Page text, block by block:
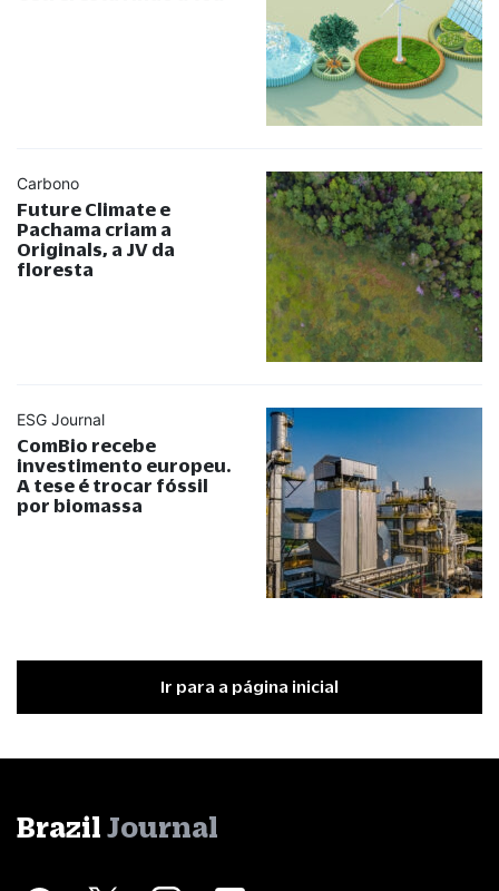
Carbono
Future Climate e
Pachama criam a
Originals, a JV da
floresta
ESG Journal
ComBio recebe
investimento europeu.
A tese é trocar fóssil
por biomassa
Ir para a página inicial
Brazil Journal